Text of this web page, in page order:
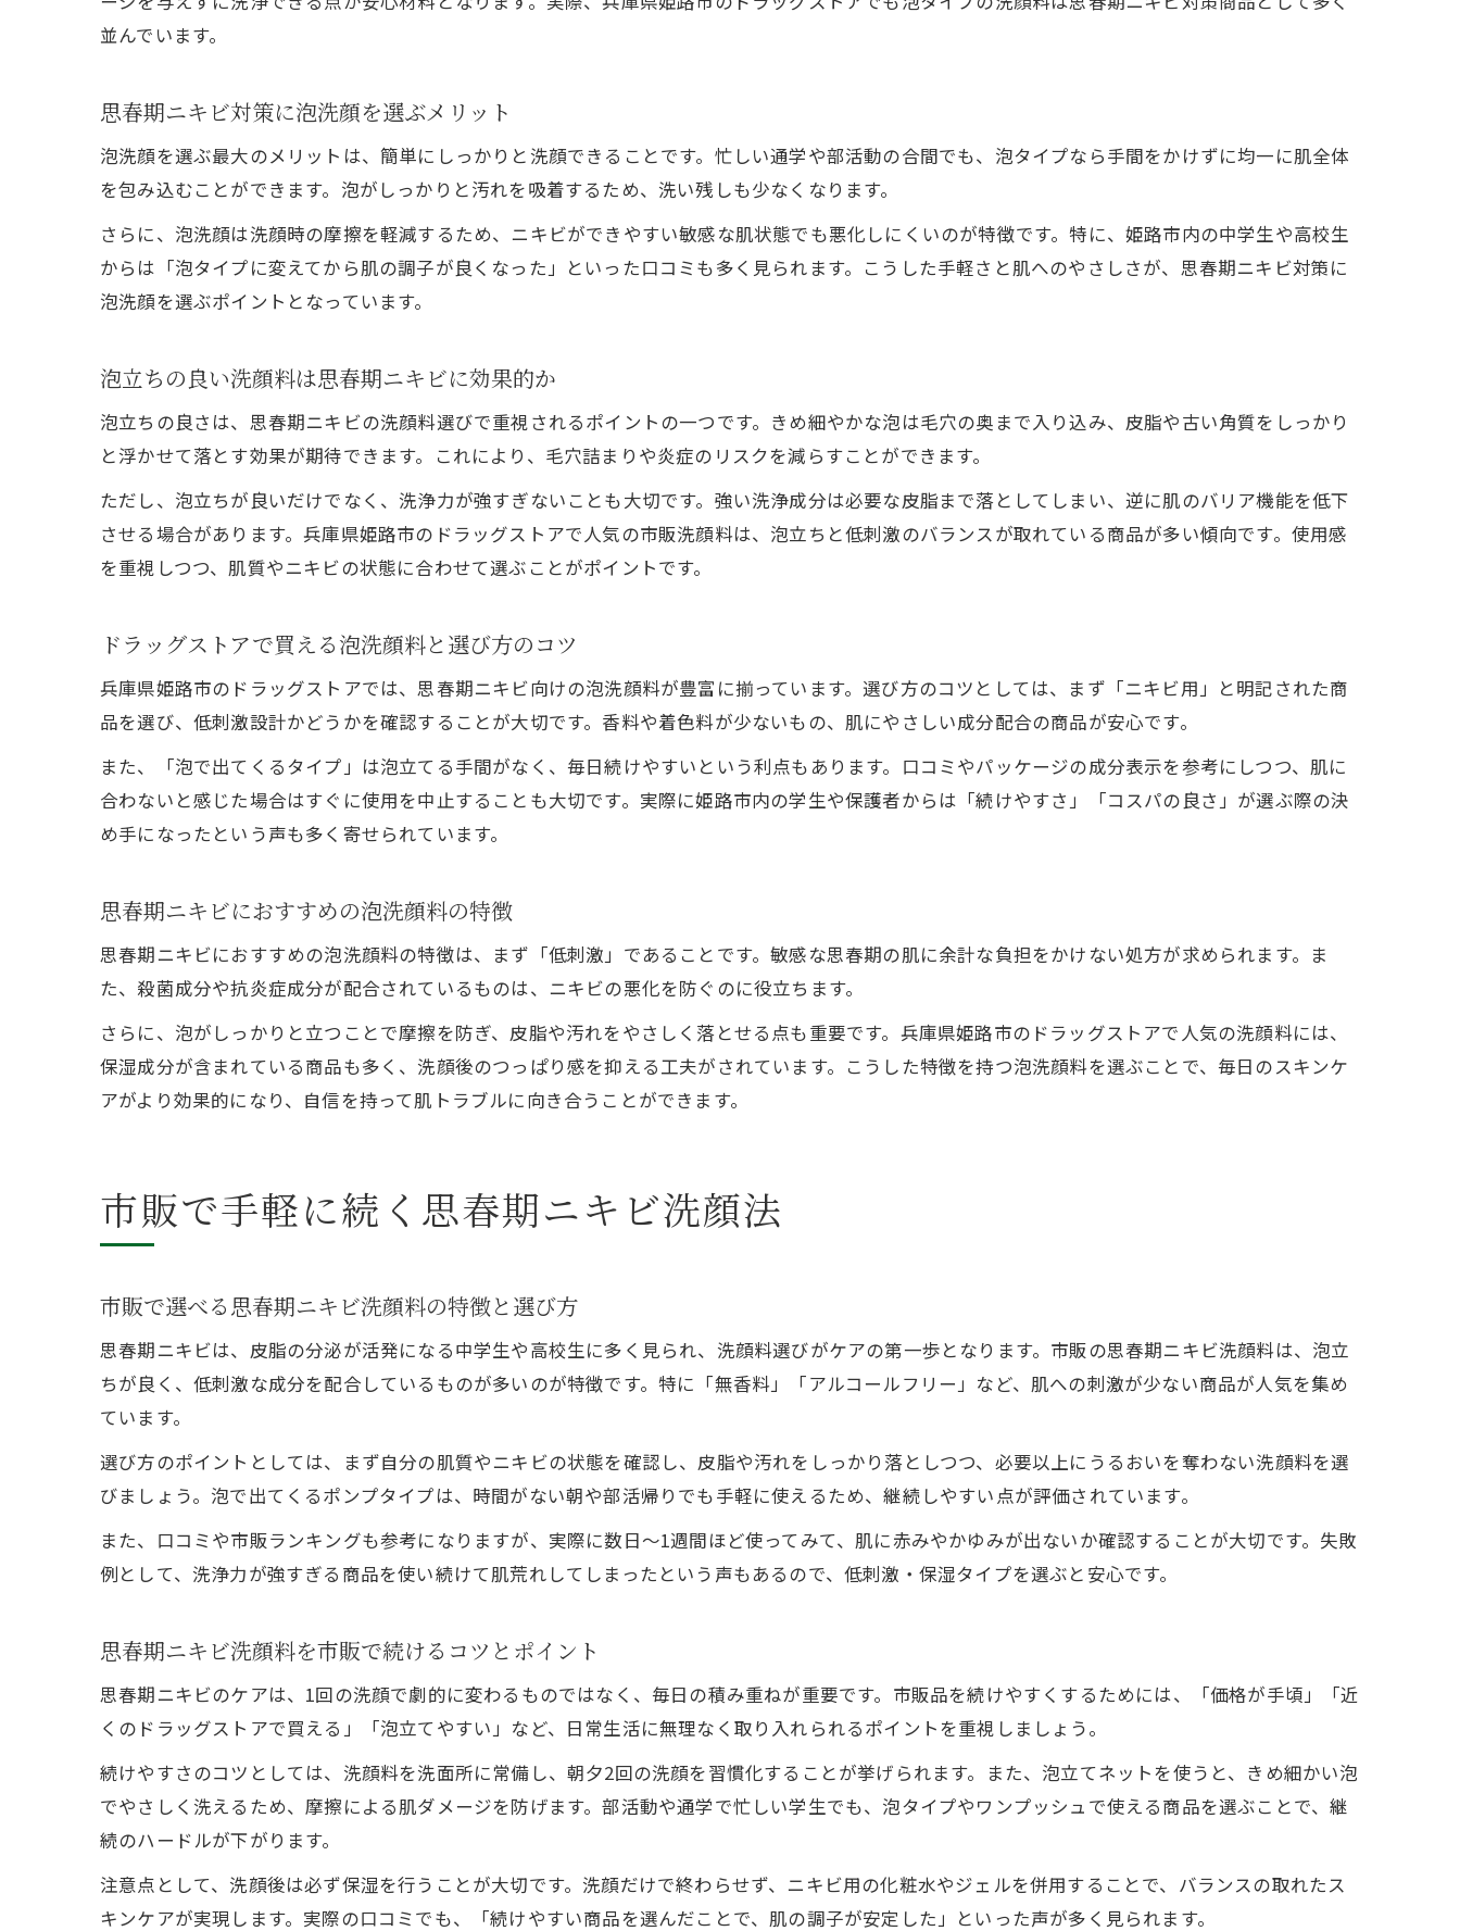
男女問わず選ばれる洗顔料の特徴とは
男女問わず思春期ニキビ対策に選ばれる洗顔料
思春期ニキビに効果的な洗顔料の共通ポイント
男子にも女子にも人気の洗顔料の特徴を解説
口コミで注目の思春期ニキビ洗顔料比較
口コミで人気の思春期ニキビ洗顔料は本当に効く？
思春期ニキビ洗顔料の口コミ比較と選び方の注意点
ランキングで話題の思春期ニキビ洗顔料を徹底分析
実際に使った人の思春期ニキビ洗顔料体験談
思春期ニキビ洗顔料口コミの信頼性と活用方法
ドラッグストアで買える思春期ニキビ洗顔料の選び方
思春期ニキビケアはドラッグストア洗顔料で続けやすい
市販やドラッグストアで選ぶ思春期ニキビ洗顔料のコツ
通学や部活動に忙しい時でも続けやすい洗顔料
ドラッグストアの思春期ニキビ洗顔料ランキング活用術
並んでいます。
思春期ニキビ対策に泡洗顔を選ぶメリット
泡洗顔を選ぶ最大のメリットは、簡単にしっかりと洗顔できることです。忙しい通学や部活動の合間でも、泡タイプなら手間をかけずに均一に肌全体
を包み込むことができます。泡がしっかりと汚れを吸着するため、洗い残しも少なくなります。
さらに、泡洗顔は洗顔時の摩擦を軽減するため、ニキビができやすい敏感な肌状態でも悪化しにくいのが特徴です。特に、姫路市内の中学生や高校生
からは「泡タイプに変えてから肌の調子が良くなった」といった口コミも多く見られます。こうした手軽さと肌へのやさしさが、思春期ニキビ対策に
泡洗顔を選ぶポイントとなっています。
泡立ちの良い洗顔料は思春期ニキビに効果的か
泡立ちの良さは、思春期ニキビの洗顔料選びで重視されるポイントの一つです。きめ細やかな泡は毛穴の奥まで入り込み、皮脂や古い角質をしっかり
と浮かせて落とす効果が期待できます。これにより、毛穴詰まりや炎症のリスクを減らすことができます。
ただし、泡立ちが良いだけでなく、洗浄力が強すぎないことも大切です。強い洗浄成分は必要な皮脂まで落としてしまい、逆に肌のバリア機能を低下
させる場合があります。兵庫県姫路市のドラッグストアで人気の市販洗顔料は、泡立ちと低刺激のバランスが取れている商品が多い傾向です。使用感
を重視しつつ、肌質やニキビの状態に合わせて選ぶことがポイントです。
ドラッグストアで買える泡洗顔料と選び方のコツ
兵庫県姫路市のドラッグストアでは、思春期ニキビ向けの泡洗顔料が豊富に揃っています。選び方のコツとしては、まず「ニキビ用」と明記された商
品を選び、低刺激設計かどうかを確認することが大切です。香料や着色料が少ないもの、肌にやさしい成分配合の商品が安心です。
また、「泡で出てくるタイプ」は泡立てる手間がなく、毎日続けやすいという利点もあります。口コミやパッケージの成分表示を参考にしつつ、肌に
合わないと感じた場合はすぐに使用を中止することも大切です。実際に姫路市内の学生や保護者からは「続けやすさ」「コスパの良さ」が選ぶ際の決
め手になったという声も多く寄せられています。
思春期ニキビにおすすめの泡洗顔料の特徴
思春期ニキビにおすすめの泡洗顔料の特徴は、まず「低刺激」であることです。敏感な思春期の肌に余計な負担をかけない処方が求められます。ま
た、殺菌成分や抗炎症成分が配合されているものは、ニキビの悪化を防ぐのに役立ちます。
さらに、泡がしっかりと立つことで摩擦を防ぎ、皮脂や汚れをやさしく落とせる点も重要です。兵庫県姫路市のドラッグストアで人気の洗顔料には、
保湿成分が含まれている商品も多く、洗顔後のつっぱり感を抑える工夫がされています。こうした特徴を持つ泡洗顔料を選ぶことで、毎日のスキンケ
アがより効果的になり、自信を持って肌トラブルに向き合うことができます。
市販で手軽に続く思春期ニキビ洗顔法
市販で選べる思春期ニキビ洗顔料の特徴と選び方
思春期ニキビは、皮脂の分泌が活発になる中学生や高校生に多く見られ、洗顔料選びがケアの第一歩となります。市販の思春期ニキビ洗顔料は、泡立
ちが良く、低刺激な成分を配合しているものが多いのが特徴です。特に「無香料」「アルコールフリー」など、肌への刺激が少ない商品が人気を集め
ています。
選び方のポイントとしては、まず自分の肌質やニキビの状態を確認し、皮脂や汚れをしっかり落としつつ、必要以上にうるおいを奪わない洗顔料を選
びましょう。泡で出てくるポンプタイプは、時間がない朝や部活帰りでも手軽に使えるため、継続しやすい点が評価されています。
また、口コミや市販ランキングも参考になりますが、実際に数日～1週間ほど使ってみて、肌に赤みやかゆみが出ないか確認することが大切です。失敗
例として、洗浄力が強すぎる商品を使い続けて肌荒れしてしまったという声もあるので、低刺激・保湿タイプを選ぶと安心です。
思春期ニキビ洗顔料を市販で続けるコツとポイント
思春期ニキビのケアは、1回の洗顔で劇的に変わるものではなく、毎日の積み重ねが重要です。市販品を続けやすくするためには、「価格が手頃」「近
くのドラッグストアで買える」「泡立てやすい」など、日常生活に無理なく取り入れられるポイントを重視しましょう。
続けやすさのコツとしては、洗顔料を洗面所に常備し、朝夕2回の洗顔を習慣化することが挙げられます。また、泡立てネットを使うと、きめ細かい泡
でやさしく洗えるため、摩擦による肌ダメージを防げます。部活動や通学で忙しい学生でも、泡タイプやワンプッシュで使える商品を選ぶことで、継
続のハードルが下がります。
注意点として、洗顔後は必ず保湿を行うことが大切です。洗顔だけで終わらせず、ニキビ用の化粧水やジェルを併用することで、バランスの取れたス
キンケアが実現します。実際の口コミでも、「続けやすい商品を選んだことで、肌の調子が安定した」といった声が多く見られます。
お問い合わせはこちら
お問い合わせはこちら